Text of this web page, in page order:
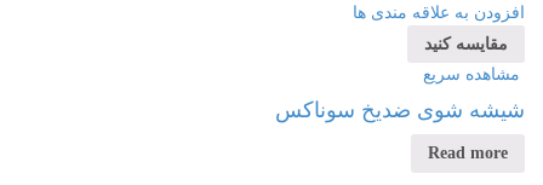
به علاقه مندی ها
کنید
سریع
شوی ضدیخ سوناکس
Read